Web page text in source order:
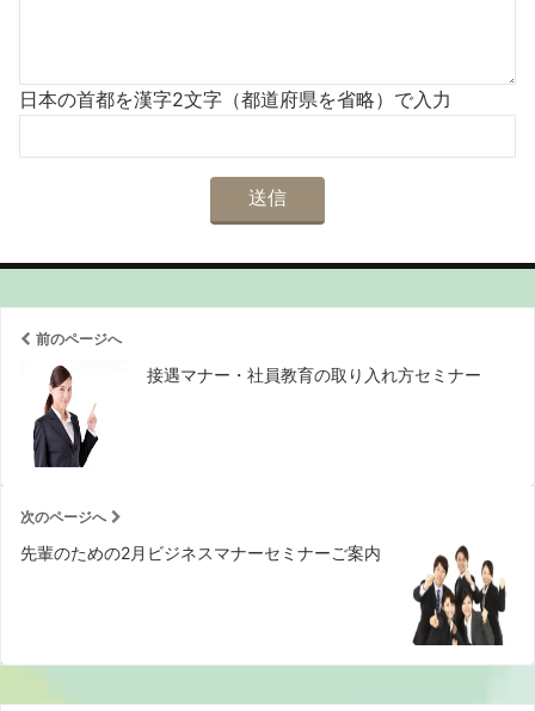
日本の首都を漢字2文字（都道府県を省略）で入力
前のページへ
接遇マナー・社員教育の取り入れ方セミナー
次のページへ
先輩のための2月ビジネスマナーセミナーご案内